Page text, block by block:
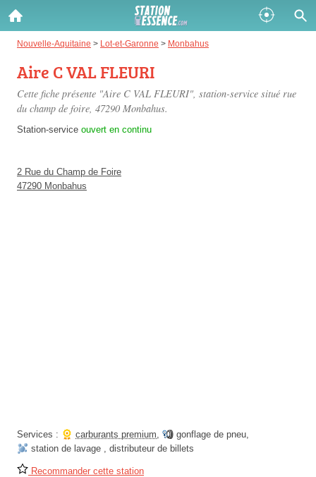
Nouvelle-Aquitaine > Lot-et-Garonne > Monbahus
Aire C VAL FLEURI
Cette fiche présente "Aire C VAL FLEURI", station-service situé rue
du champ de foire, 47290 Monbahus.
Station-service ouvert en continu
2 Rue du Champ de Foire
47290 Monbahus
Services : carburants premium, gonflage de pneu,
station de lavage , distributeur de billets
Recommander cette station
Gazole :
Disponible
SP 98 :
Disponible
Disponible